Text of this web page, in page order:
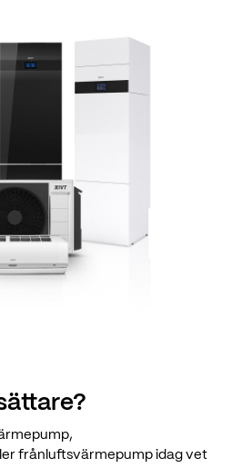
frånluftsvärmepump idag vet